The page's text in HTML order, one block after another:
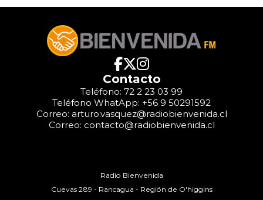
Contacto
Teléfono: 72 2 23 03 99
Teléfono WhatApp: +56 9 50291592
Correo: arturo.vasquez@radiobienvenida.cl
Correo: contacto@radiobienvenida.cl
Radio Bienvenida
Cuevas 289 - Rancagua - Región de O'higgins